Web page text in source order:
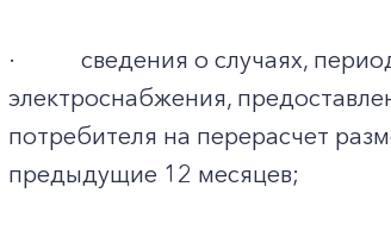
·
сведения о случаях,
электроснабжения,
потребителя на перерасчет
предыдущие 12 месяцев;